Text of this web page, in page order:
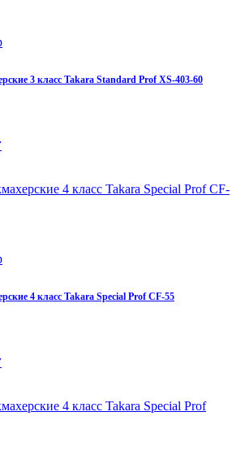
3 класс Takara Standard Prof XS-403-60
4 класс Takara Special Prof CF-55